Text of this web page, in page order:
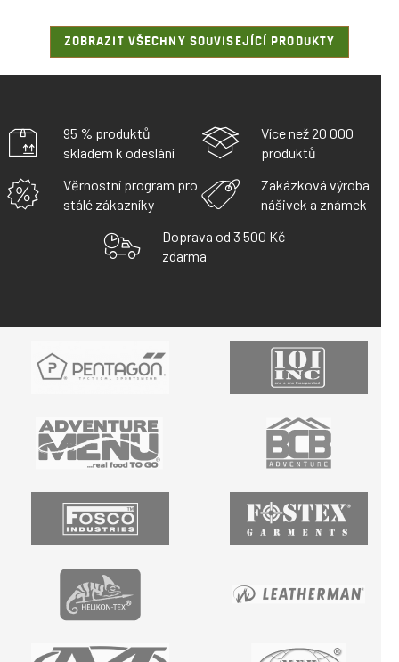
ZOBRAZIT VŠECHNY SOUVISEJÍCÍ PRODUKTY
95 % produktů
skladem k odeslání
Více než 20 000
produktů
Věrnostní program pro
stálé zákazníky
Zakázková výroba
nášivek a známek
Doprava od 3 500 Kč
zdarma